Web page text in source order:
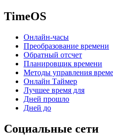
TimeOS
Онлайн-часы
Преобразование времени
Обратный отсчет
Планировщик времени
Методы управления
Онлайн Таймер
Лучшее время для
Дней прошло
Дней до
Социальные сети